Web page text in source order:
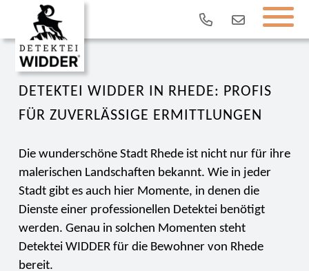
DETEKTEI WIDDER IN RHEDE: PROFIS
FÜR ZUVERLÄSSIGE ERMITTLUNGEN
Die wunderschöne Stadt Rhede ist nicht nur für ihre
malerischen Landschaften bekannt. Wie in jeder
Stadt gibt es auch hier Momente, in denen die
Dienste einer professionellen Detektei benötigt
werden. Genau in solchen Momenten steht
Detektei WIDDER für die Bewohner von Rhede
bereit.